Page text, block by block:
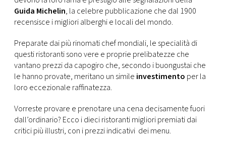
RMC
CONSIGLIA
Guida Michelin, la celebre pubblicazione che dal 1900
recensisce i migliori alberghi e locali del mondo.
Preparate dai più rinomati chef mondiali, le specialità di
questi ristoranti sono vere e proprie prelibatezze che
vantano prezzi da capogiro che, secondo i buongustai che
le hanno provate, meritano un simile investimento per la
loro eccezionale raffinatezza.
Vorreste provare e prenotare una cena decisamente fuori
dall’ordinario? Ecco i dieci ristoranti migliori premiati dai
critici più illustri, con i prezzi indicativi dei menu.